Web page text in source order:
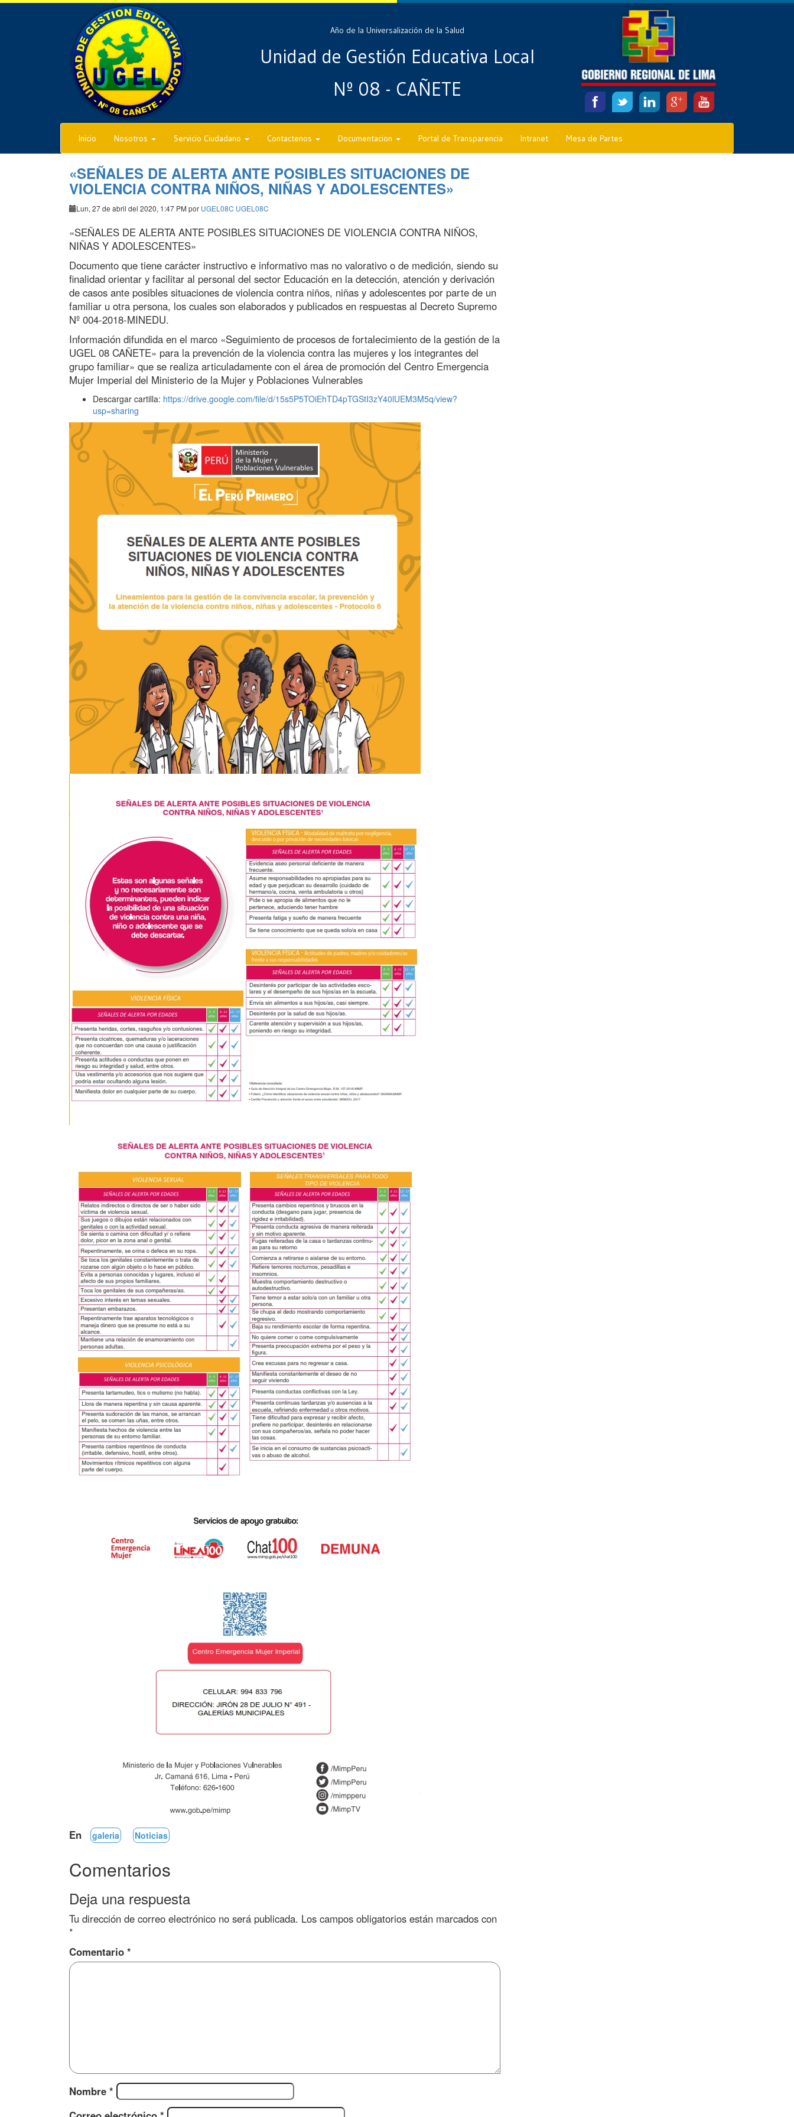
Año de la Universalización de la Salud
Unidad de Gestión Educativa Local
Nº 08 - CAÑETE
Inicio Nosotros Servicio Ciudadano Contactenos Documentacion Portal de Transparencia Intranet Mesa de Partes
«SEÑALES DE ALERTA ANTE POSIBLES SITUACIONES DE
VIOLENCIA CONTRA NIÑOS, NIÑAS Y ADOLESCENTES»
Lun, 27 de abril del 2020, 1:47 PM por UGEL08C UGEL08C
«SEÑALES DE ALERTA ANTE POSIBLES SITUACIONES DE VIOLENCIA CONTRA NIÑOS,
NIÑAS Y ADOLESCENTES»
Documento que tiene carácter instructivo e informativo mas no valorativo o de medición, siendo su
finalidad orientar y facilitar al personal del sector Educación en la detección, atención y derivación
de casos ante posibles situaciones de violencia contra niños, niñas y adolescentes por parte de un
familiar u otra persona, los cuales son elaborados y publicados en respuestas al Decreto Supremo
Nº 004-2018-MINEDU.
Información difundida en el marco «Seguimiento de procesos de fortalecimiento de la gestión de la
UGEL 08 CAÑETE» para la prevención de la violencia contra las mujeres y los integrantes del
grupo familiar» que se realiza articuladamente con el área de promoción del Centro Emergencia
Mujer Imperial del Ministerio de la Mujer y Poblaciones Vulnerables
Descargar cartilla: https://drive.google.com/file/d/15s5P5TOiEhTD4pTGStI3zY40lUEM3M5q/view?
usp=sharing
En galeria Noticias
Comentarios
Deja una respuesta
Tu dirección de correo electrónico no será publicada. Los campos obligatorios están marcados con
*
Comentario *
Nombre *